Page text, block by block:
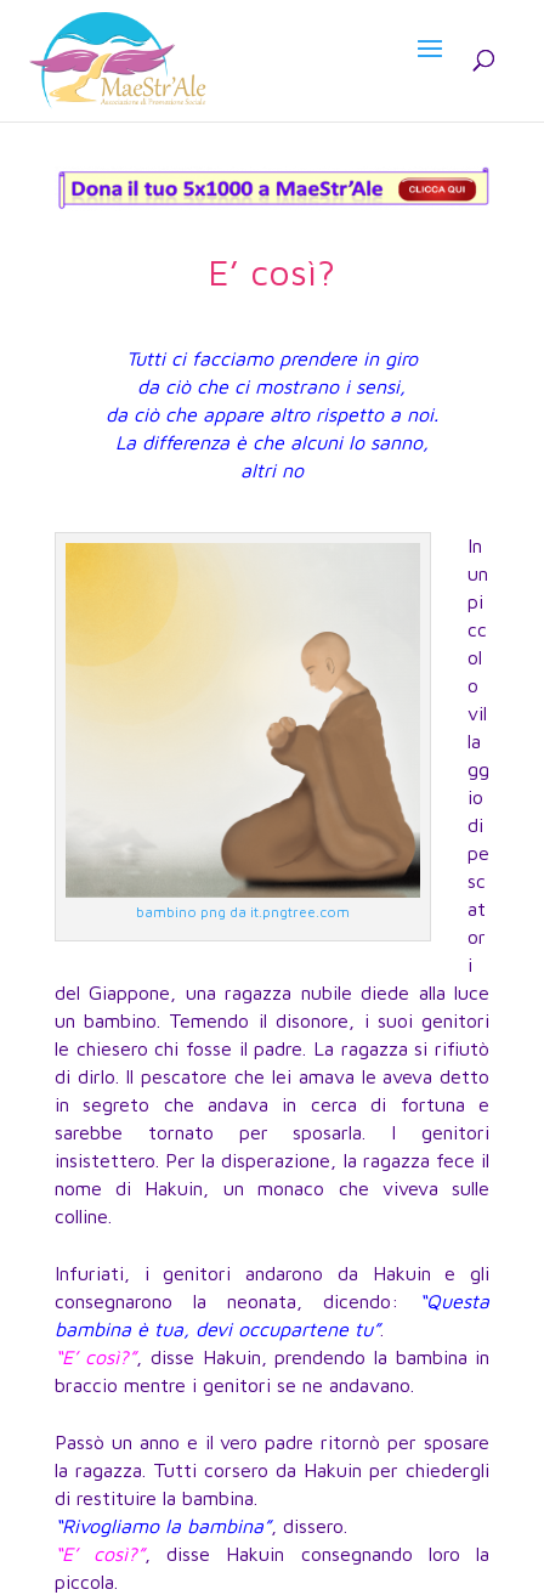
E’ così?
Tutti ci facciamo prendere in giro
da ciò che ci mostrano i sensi,
da ciò che appare altro rispetto a noi.
La differenza è che alcuni lo sanno,
altri no
bambino png da it.pngtree.com
In
un
pi
cc
ol
o
vil
la
gg
io
di
pe
sc
at
or
i
del Giappone, una ragazza nubile diede alla luce
un bambino. Temendo il disonore, i suoi genitori
le chiesero chi fosse il padre. La ragazza si rifiutò
di dirlo. Il pescatore che lei amava le aveva detto
in segreto che andava in cerca di fortuna e
sarebbe tornato per sposarla. I genitori
insistettero. Per la disperazione, la ragazza fece il
nome di Hakuin, un monaco che viveva sulle
colline.
Infuriati, i genitori andarono da Hakuin e gli
consegnarono la neonata, dicendo:
“Questa
bambina è tua, devi occupartene tu”.
“E’ così?”, disse Hakuin, prendendo la bambina in
braccio mentre i genitori se ne andavano.
Passò un anno e il vero padre ritornò per sposare
la ragazza. Tutti corsero da Hakuin per chiedergli
di restituire la bambina.
“Rivogliamo la bambina”, dissero.
“E’ così?”, disse Hakuin consegnando loro la
piccola.